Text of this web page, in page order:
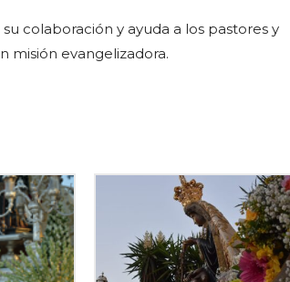
colaboración y ayuda a los pastores y
misión evangelizadora.